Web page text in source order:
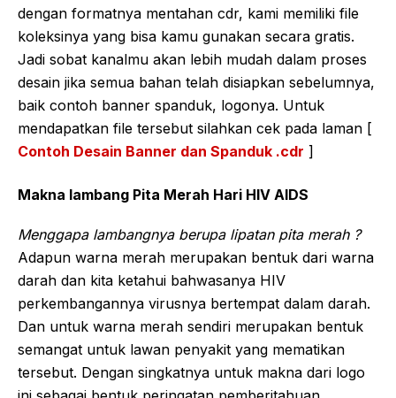
dengan formatnya mentahan cdr, kami memiliki file
koleksinya yang bisa kamu gunakan secara gratis.
Jadi sobat kanalmu akan lebih mudah dalam proses
desain jika semua bahan telah disiapkan sebelumnya,
baik contoh banner spanduk, logonya. Untuk
mendapatkan file tersebut silahkan cek pada laman [
Contoh Desain Banner dan Spanduk .cdr ]
Makna lambang Pita Merah Hari HIV AIDS
Menggapa lambangnya berupa lipatan pita merah ?
Adapun warna merah merupakan bentuk dari warna
darah dan kita ketahui bahwasanya HIV
perkembangannya virusnya bertempat dalam darah.
Dan untuk warna merah sendiri merupakan bentuk
semangat untuk lawan penyakit yang mematikan
tersebut. Dengan singkatnya untuk makna dari logo